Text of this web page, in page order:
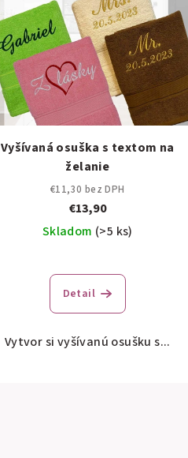
Vyšívaná osuška s textom na
želanie
€11,30 bez DPH
€13,90
Skladom (>5 ks)
hodnotenie
produktu
je
5,0
Detail
Vytvor si vyšívanú osušku s...